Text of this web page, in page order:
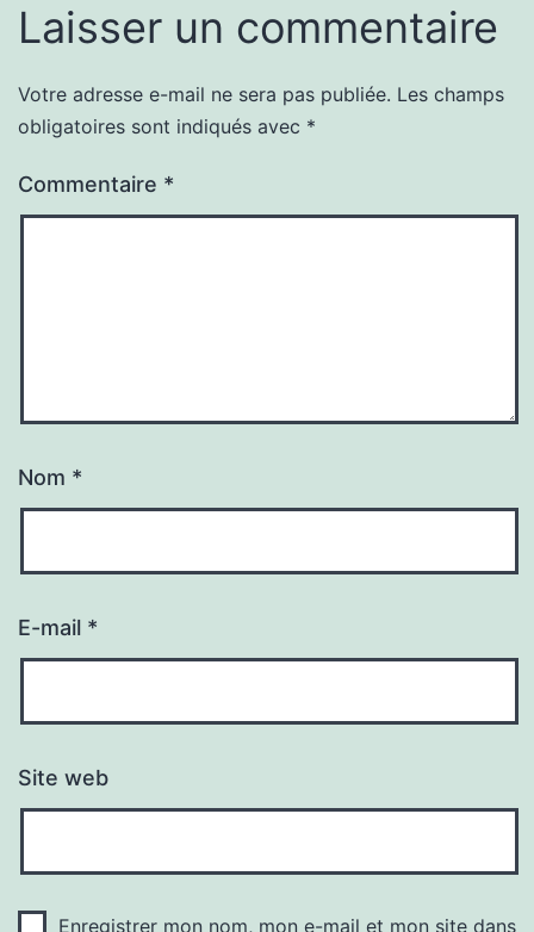
Laisser un commentaire
Votre adresse e-mail ne sera pas publiée. Les champs
obligatoires sont indiqués avec *
Commentaire *
Nom *
E-mail *
Site web
Enregistrer mon nom, mon e-mail et mon site dans